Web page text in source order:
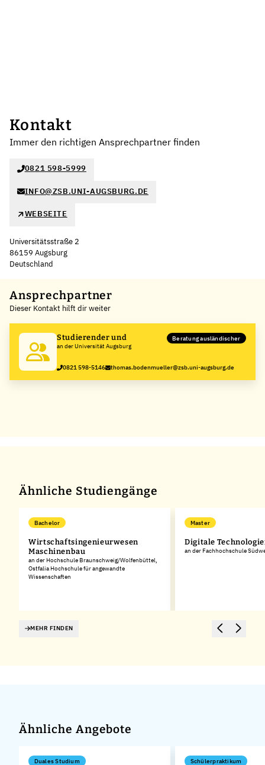
Kontakt
Immer den richtigen Ansprechpartner finden
0821 598-5999
INFO@ZSB.UNI-AUGSBURG.DE
WEBSEITE
Universitätsstraße 2
86159 Augsburg
Deutschland
+
−
Ansprechpartner
Dieser Kontakt hilft dir weiter
Studierender und
an der Universität Augsburg
Beratung ausländischer
0821 598-5146 thomas.bodenmueller@zsb.uni-augsburg.de
Ähnliche Studiengänge
Bachelor
Wirtschaftsingenieurwesen
Maschinenbau
an der Hochschule Braunschweig/Wolfenbüttel,
Ostfalia Hochschule für angewandte
Wissenschaften
Master
Digitale
an der Fachhochschule
MEHR FINDEN
Ähnliche Angebote
Duales Studium Schülerpraktikum